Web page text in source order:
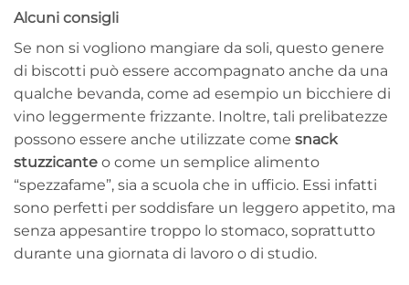
Alcuni consigli
Se non si vogliono mangiare da soli, questo genere
di biscotti può essere accompagnato anche da una
qualche bevanda, come ad esempio un bicchiere di
vino leggermente frizzante. Inoltre, tali prelibatezze
possono essere anche utilizzate come snack
stuzzicante o come un semplice alimento
“spezzafame”, sia a scuola che in ufficio. Essi infatti
sono perfetti per soddisfare un leggero appetito, ma
senza appesantire troppo lo stomaco, soprattutto
durante una giornata di lavoro o di studio.